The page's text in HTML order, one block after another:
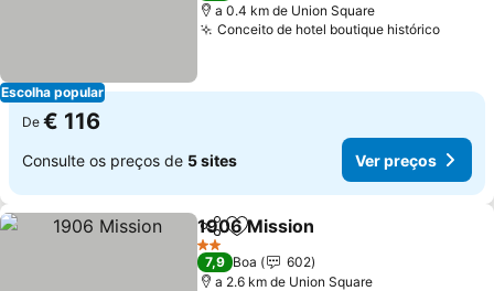
Escolha popular
a 0.4 km de Union Square
Conceito de hotel boutique históricoVer
De € 116
Consulte os preços de 5 sites Ver preços
PartilharAdicionar aos favoritos
1906 Mission
2 Estrelas
7,9 Boa
602
a 2.6 km de Union Square